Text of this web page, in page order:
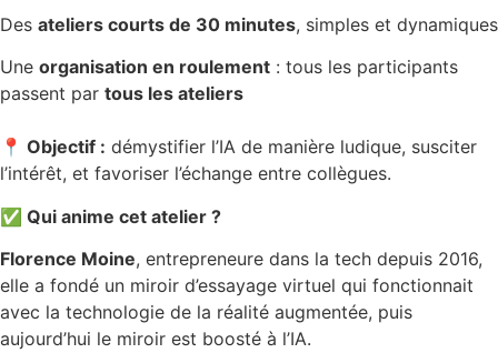
Des ateliers courts de 30 minutes, simples et dynamiques
Une organisation en roulement : tous les participants
passent par tous les ateliers
📍 Objectif : démystifier l’IA de manière ludique, susciter
l’intérêt, et favoriser l’échange entre collègues.
✅ Qui anime cet atelier ?
Florence Moine, entrepreneure dans la tech depuis 2016,
elle a fondé un miroir d’essayage virtuel qui fonctionnait
avec la technologie de la réalité augmentée, puis
aujourd’hui le miroir est boosté à l’IA.